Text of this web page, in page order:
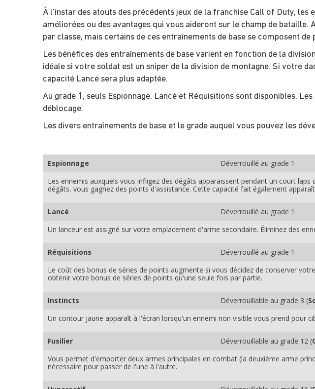
À l'instar des atouts des précédents jeux de la franchise Call of Duty,
améliorées ou des avantages qui vous aideront sur le champ de
par classe, mais certains de ces entraînements de base se composent de
Les bénéfices des entraînements de base varient en fonction de la
idéale si votre soldat est un sniper de la division de montagne. Si votre
capacité Lancé sera plus adaptée.
Au grade 1, seuls Espionnage, Lancé et Réquisitions sont disponibles.
déblocage.
Les divers entraînements de base et le grade auquel vous pouvez les
Espionnage
Déverrouillé au grade 1
Les ennemis auxquels vous infligez des dégâts apparaissent pendant un court
dégâts, vous gagnez des points d'assistance. Cette capacité fait également
Lancé
Déverrouillé au grade 1
Un lanceur est assigné sur votre emplacement d'arme secondaire. Éliminez des
Réquisitions
Déverrouillé au grade 1
Le coût des bonus de séries de points augmente si vous décidez de conserver
obtenir votre bonus de séries de points qu'une seule fois par partie.
Instincts Déverrouillable au grade 3 (
Un contour jaune apparaît à l'écran lorsqu'un ennemi non visible vous prend pour
Fusilier Déverrouillable au grade 12 (
Vous permet d'emporter deux armes principales en combat (la deuxième arme
nécessaire pour passer de l'une à l'autre.